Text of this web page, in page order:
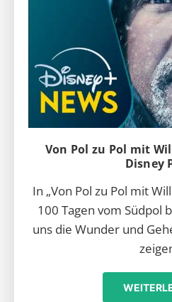
Von Pol zu Pol mit
Disney
In „Von Pol zu Pol mit
100 Tagen vom Südpol
uns die Wunder und